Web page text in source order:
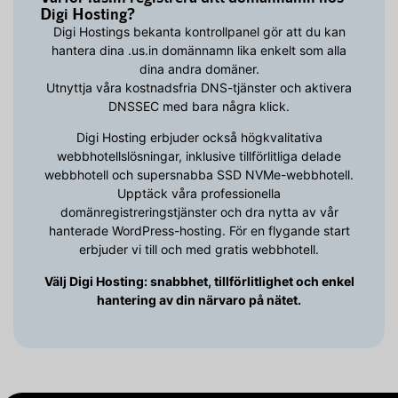
Digi Hosting?
Digi Hostings bekanta kontrollpanel gör att du kan
hantera dina .us.in domännamn lika enkelt som alla
dina andra domäner.
Utnyttja våra kostnadsfria DNS-tjänster och aktivera
DNSSEC med bara några klick.
Digi Hosting erbjuder också högkvalitativa
webbhotellslösningar, inklusive tillförlitliga delade
webbhotell och supersnabba SSD NVMe-webbhotell.
Upptäck våra professionella
domänregistreringstjänster och dra nytta av vår
hanterade WordPress-hosting. För en flygande start
erbjuder vi till och med gratis webbhotell.
Välj Digi Hosting: snabbhet, tillförlitlighet och enkel
hantering av din närvaro på nätet.